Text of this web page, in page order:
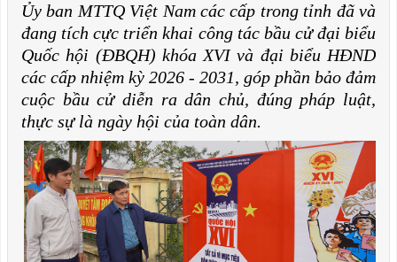
Ủy ban MTTQ Việt Nam các cấp trong tỉnh đã và
đang tích cực triển khai công tác bầu cử đại biểu
Quốc hội (ĐBQH) khóa XVI và đại biểu HĐND
các cấp nhiệm kỳ 2026 - 2031, góp phần bảo đảm
cuộc bầu cử diễn ra dân chủ, đúng pháp luật,
thực sự là ngày hội của toàn dân.